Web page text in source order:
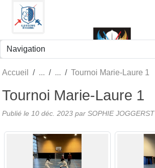
Accueil Tournoi Marie-Laure 1
Tournoi Marie-Laure 1
Publié le 10 déc. 2023 par SOPHIE JOGGERST
Panneau de gestion des cookies